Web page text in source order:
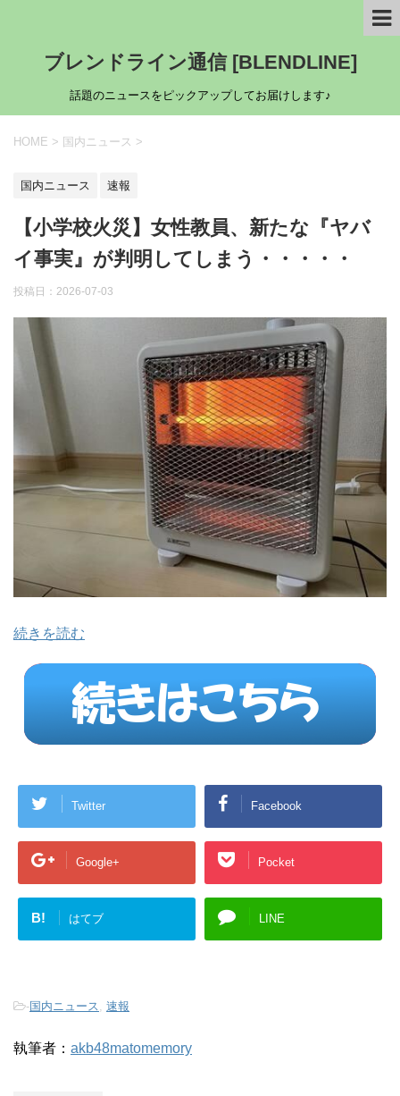
ブレンドライン通信 [BLENDLINE]
話題のニュースをピックアップしてお届けします♪
HOME > 国内ニュース >
国内ニュース 速報
【小学校火災】女性教員、新たな『ヤバ
イ事実』が判明してしまう・・・・・
投稿日： 2026-07-03
続きを読む
Twitter Facebook
Google+ Pocket
B! はてブ LINE
-国内ニュース 速報
執筆者： akb48matomemory